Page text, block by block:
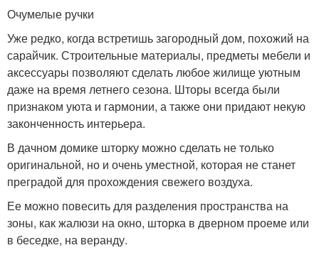
Очумелые ручки
Уже редко, когда встретишь загородный дом, похожий на
сарайчик. Строительные материалы, предметы мебели и
аксессуары позволяют сделать любое жилище уютным
даже на время летнего сезона. Шторы всегда были
признаком уюта и гармонии, а также они придают некую
законченность интерьера.
В дачном домике шторку можно сделать не только
оригинальной, но и очень уместной, которая не станет
преградой для прохождения свежего воздуха.
Ее можно повесить для разделения пространства на
зоны, как жалюзи на окно, шторка в дверном проеме или
в беседке, на веранду.